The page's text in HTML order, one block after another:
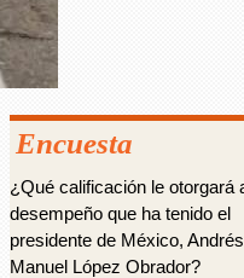
Encuesta
¿Qué calificación le otorgará
desempeño que ha tenido el
presidente de México, Andrés
Manuel López Obrador?